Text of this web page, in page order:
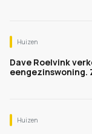
Huizen
Dave Roelvink
eengezinswoning.
Huizen